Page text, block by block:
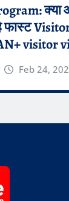
फास्ट
visitor
Feb 24,